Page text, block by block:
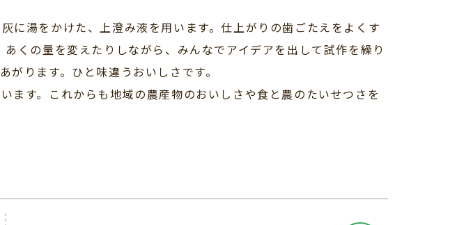
湯をかけた、上澄み液を用います。仕上がりの歯ごたえをよくす
くの量を変えたりしながら、みんなでアイデアを出して試作を繰り
ります。ひと味違うおいしさです。
す。これからも地域の農産物のおいしさや食と農のたいせつさを